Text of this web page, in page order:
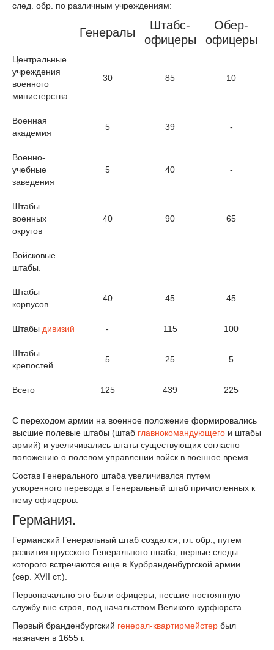
след. обр. по различным учреждениям:
Генералы
Штабс-
офицеры
Обер-
офицеры
Центральные
учреждения
военного
министерства
30 85 10
Военная
академия
5 39 -
Военно-
учебные
заведения
5 40 -
Штабы
военных
округов
40 90 65
Войсковые
штабы.
Штабы
корпусов
40 45 45
Штабы дивизий - 115 100
Штабы
крепостей
5 25 5
Всего 125 439 225
С переходом армии на военное положение формировались
высшие полевые штабы (штаб главнокомандующего и штабы
армий) и увеличивались штаты существующих согласно
положению о полевом управлении войск в военное время.
Состав Генерального штаба увеличивался путем
ускоренного перевода в Генеральный штаб причисленных к
нему офицеров.
Германия.
Германский Генеральный штаб создался, гл. обр., путем
развития прусского Генерального штаба, первые следы
которого встречаются еще в Курбранденбургской армии
(сер. XVII ст.).
Первоначально это были офицеры, несшие постоянную
службу вне строя, под начальством Великого курфюрста.
Первый бранденбургский генерал-квартирмейстер был
назначен в 1655 г.